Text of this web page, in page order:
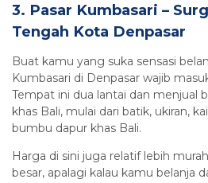
3. Pasar Kumbasari –
Tengah Kota Denpasar
Buat kamu yang suka sensasi
Kumbasari di Denpasar wajib
Tempat ini dua lantai dan menjual
khas Bali, mulai dari batik, ukiran,
bumbu dapur khas Bali.
Harga di sini juga relatif lebih
besar, apalagi kalau kamu belanja